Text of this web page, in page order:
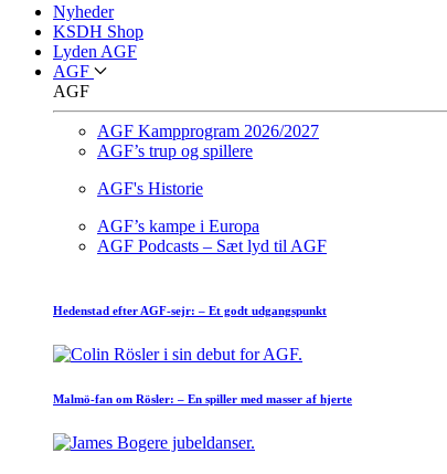
Nyheder
KSDH Shop
Lyden AGF
AGF
AGF
AGF Kampprogram 2026/2027
AGF’s trup og spillere
AGF's Historie
AGF’s kampe i Europa
AGF Podcasts – Sæt lyd til AGF
Hedenstad efter AGF-sejr: – Et godt udgangspunkt
Malmö-fan om Rösler: – En spiller med masser af hjerte